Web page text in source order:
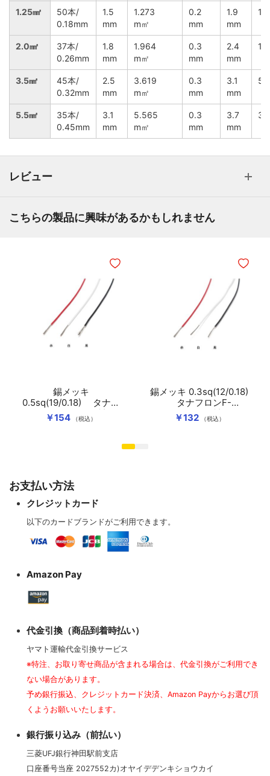
1.25㎟
50本/
0.18mm
1.5
mm
1.273
m㎡
0.2
mm
1.9
mm
2.0㎟
37本/
0.26mm
1.8
mm
1.964
m㎡
0.3
mm
2.4
mm
3.5㎟
45本/
0.32mm
2.5
mm
3.619
m㎡
0.3
mm
3.1
mm
5.5㎟
35本/
0.45mm
3.1
mm
5.565
m㎡
0.3
mm
3.7
mm
レビュー
こちらの製品に興味があるかもしれません
￥154 （税込）
錫メッキ
0.5sq(19/0.18) タナフ
ロンF-25（FEP）被覆
ほしいものリストに追加
￥132 （税込）
錫メッキ 0.3sq(12/0.18)
タナフロンF-
25（FEP）被覆
ほしい
お支払い方法
クレジットカード
以下のカードブランドがご利用できます。
Amazon Pay
代金引換（商品到着時払い）
ヤマト運輸代金引換サービス
※特注、お取り寄せ商品が含まれる場合は、代金引換がご利用でき
ない場合があります。
予め銀行振込、クレジットカード決済、Amazon Payからお選び頂
くようお願いいたします。
銀行振り込み（前払い）
三菱UFJ銀行神田駅前支店
口座番号当座 2027552カ)オヤイデデンキショウカイ